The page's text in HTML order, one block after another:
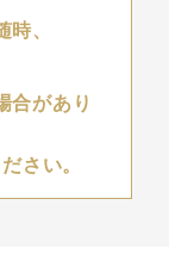
、
合があり
さい。